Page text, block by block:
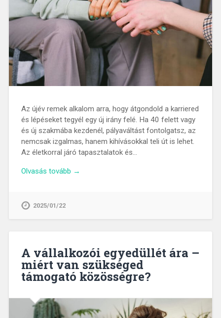
Az újév remek alkalom arra, hogy átgondold a karriered
és lépéseket tegyél egy új irány felé. Ha 40 felett vagy
és új szakmába kezdenél, pályaváltást fontolgatsz, az
nemcsak izgalmas, hanem kihívásokkal teli út is lehet.
Az életkorral járó tapasztalatok és…
Olvasás tovább →
2025/01/22
A vállalkozói egyedüllét ára –
miért van szükséged
támogató közösségre?